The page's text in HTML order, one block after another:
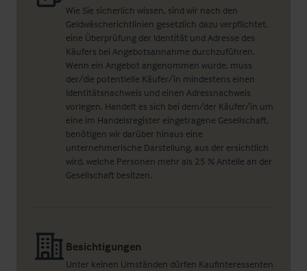
Wie Sie sicherlich wissen, sind wir nach den
Geldwäscherichtlinien gesetzlich dazu verpflichtet,
eine Überprüfung der Identität und Adresse des
Käufers bei Angebotsannahme durchzuführen.
Wenn ein Angebot angenommen wurde, muss
der/die potentielle Käufer/in mindestens einen
Identitätsnachweis und einen Adressnachweis
vorlegen. Handelt es sich bei dem/der Käufer/in um
eine im Handelsregister eingetragene Gesellschaft,
benötigen wir darüber hinaus eine
unternehmerische Darstellung, aus der ersichtlich
wird, welche Personen mehr als 25 % Anteile an der
Gesellschaft besitzen.
Besichtigungen
Unter keinen Umständen dürfen Kaufinteressenten